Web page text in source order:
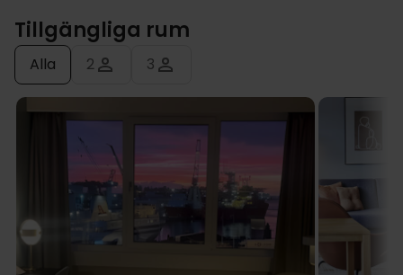
Tillgängliga rum
Alla 2 3